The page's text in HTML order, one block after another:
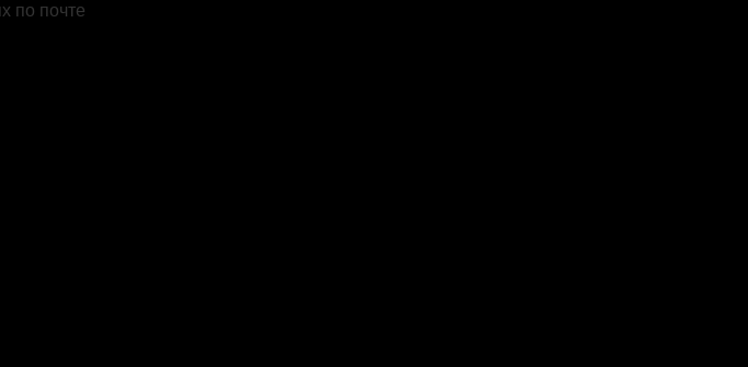
по почте